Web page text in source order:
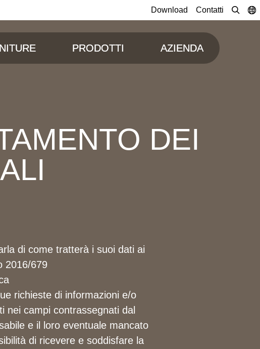
Download Contatti
PRODOTTI AZIENDA
DEI
di come tratterà i suoi dati ai
2016/679
richieste di informazioni e/o
nei campi contrassegnati dal
e il loro eventuale mancato
di ricevere e soddisfare la